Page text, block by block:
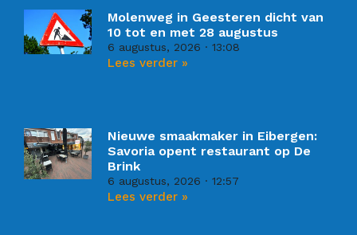
Molenweg in Geesteren dicht van
10 tot en met 28 augustus
6 augustus, 2026 13:08
Lees verder »
Nieuwe smaakmaker in Eibergen:
Savoria opent restaurant op De
Brink
6 augustus, 2026 12:57
Lees verder »